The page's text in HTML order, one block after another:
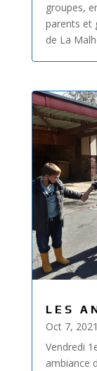
groupes,
parents et
de La
LES
Oct 7, 2021
Vendredi
ambiance